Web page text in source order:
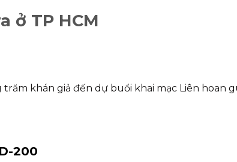
ở TP HCM
trăm khán giả đến dự buổi khai mạc Liên hoan
200